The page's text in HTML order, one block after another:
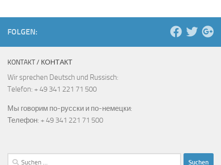
FOLGEN:
KONTAKT / КОНТАКТ
Wir sprechen Deutsch und Russisch:
Telefon: + 49 341 221 71 500
Мы говорим по-русски и по-немецки:
Телефон: + 49 341 221 71 500
Suchen